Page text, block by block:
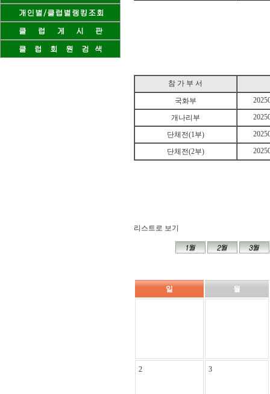
참 가 부 서
국화부
개나리부
단체전(1부)
단체전(2부)
리스트로 보기
일 월
2 3